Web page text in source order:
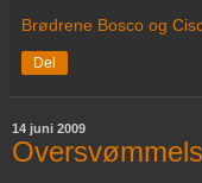
Brødrene Bosco og
Del
14 juni 2009